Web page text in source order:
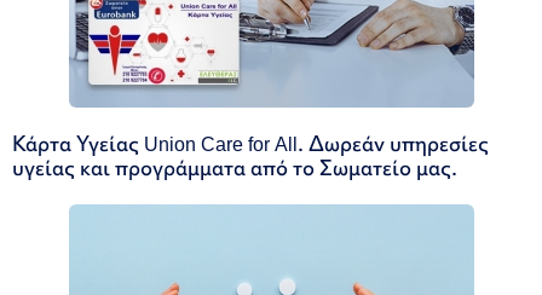
Κάρτα Υγείας Union Care for All. Δωρεάν υπηρεσίες
υγείας και προγράμματα από το Σωματείο μας.